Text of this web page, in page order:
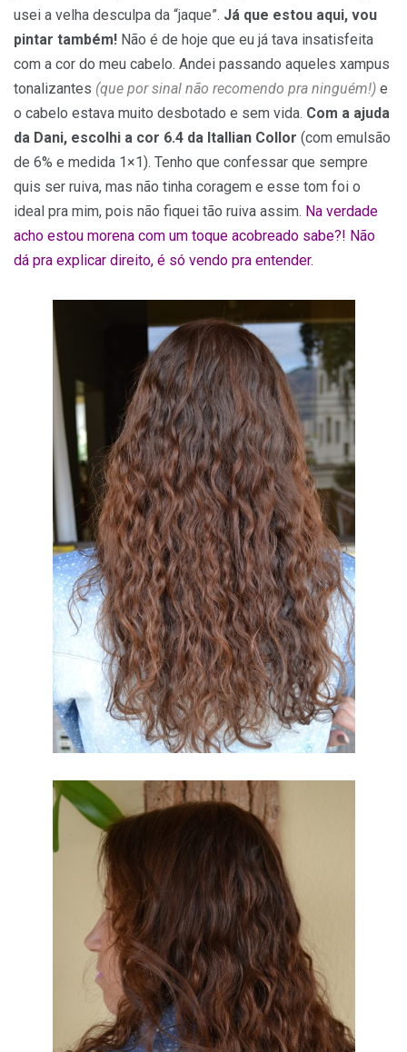
usei a velha desculpa da “jaque”. Já que estou aqui, vou
pintar também! Não é de hoje que eu já tava insatisfeita
com a cor do meu cabelo. Andei passando aqueles xampus
tonalizantes (que por sinal não recomendo pra ninguém!) e
o cabelo estava muito desbotado e sem vida. Com a ajuda
da Dani, escolhi a cor 6.4 da Itallian Collor (com emulsão
de 6% e medida 1×1). Tenho que confessar que sempre
quis ser ruiva, mas não tinha coragem e esse tom foi o
ideal pra mim, pois não fiquei tão ruiva assim. Na verdade
acho estou morena com um toque acobreado sabe?! Não
dá pra explicar direito, é só vendo pra entender.